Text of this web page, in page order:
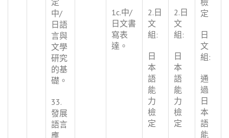
中/
日語
言與
文學
研究
的基
礎。
33.
發展
語言
應
1c.中/
日文書
寫表
達。
2.日
文
組:
日
本
語
能
力
檢
定
2.日
文
組:
日
本
語
能
力
檢
定
定
日
文
組:
通
過
日
本
語
能